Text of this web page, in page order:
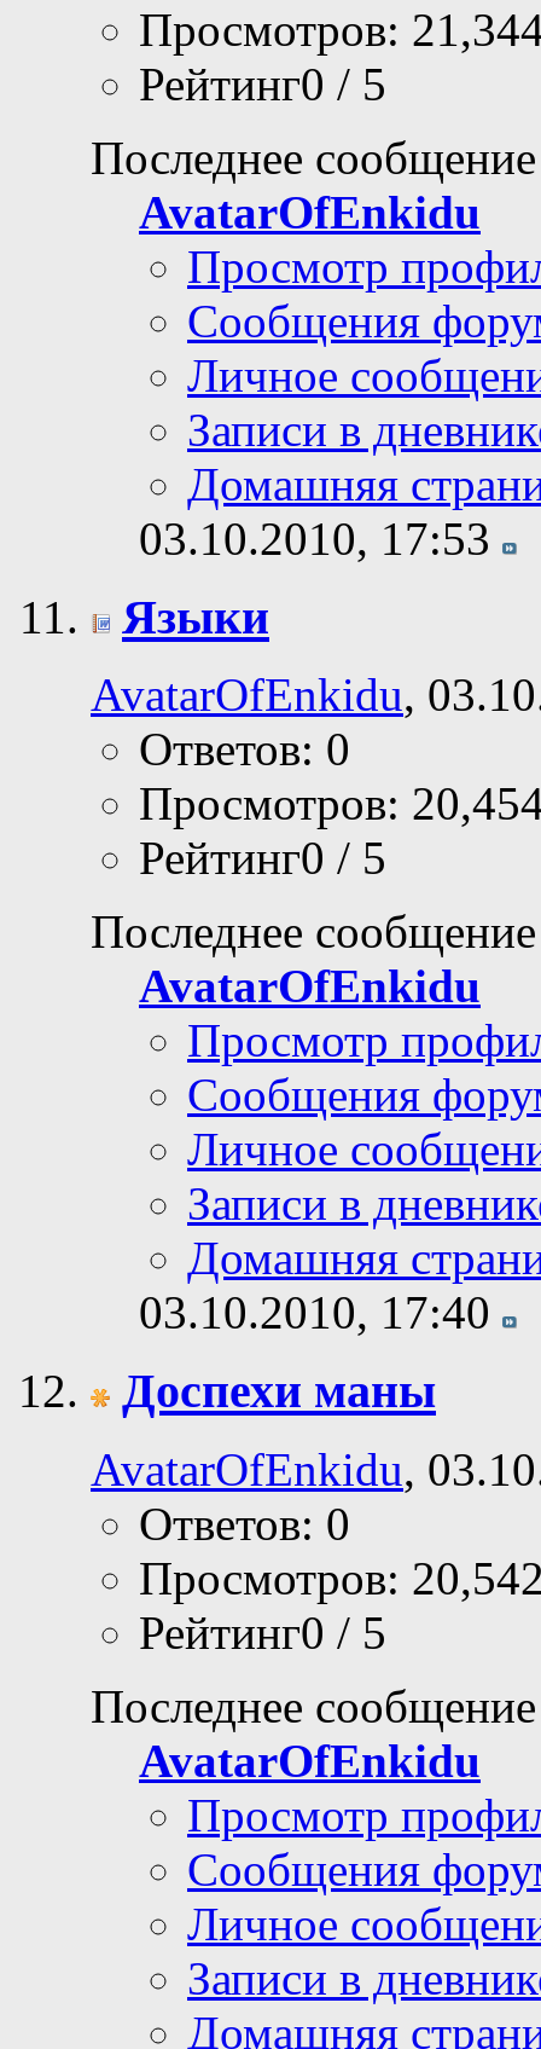
Просмотров:
Рейтинг0 / 5
Последнее
AvatarOfEnkidu
Просмотр
Сообщения
Личное
Записи в
Домашняя
03.10.2010, 17:53
Языки
AvatarOfEnkidu,
Ответов: 0
Просмотров:
Рейтинг0 / 5
Последнее
AvatarOfEnkidu
Просмотр
Сообщения
Личное
Записи в
Домашняя
03.10.2010, 17:40
Доспехи маны
AvatarOfEnkidu,
Ответов: 0
Просмотров:
Рейтинг0 / 5
Последнее
AvatarOfEnkidu
Просмотр
Сообщения
Личное
Записи в
Домашняя